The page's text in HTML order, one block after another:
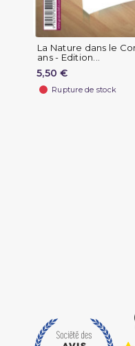
La Nature dans le
ans - Edition...
5,50 €
Rupture de stock